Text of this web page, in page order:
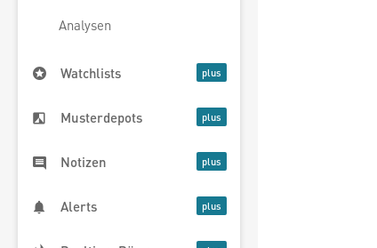
Analysen
Watchlists
Musterdepots
Notizen
Alerts